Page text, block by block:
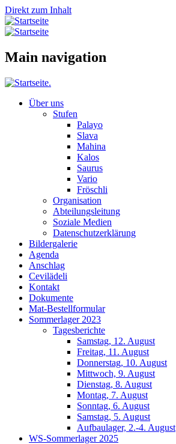
Direkt zum Inhalt
Main navigation
Über uns
Stufen
Palayo
Slava
Mahina
Kalos
Saurus
Vario
Fröschli
Organisation
Abteilungsleitung
Soziale Medien
Datenschutzerklärung
Bildergalerie
Agenda
Anschlag
Cevilädeli
Kontakt
Dokumente
Mat-Bestellformular
Sommerlager 2023
Tagesberichte
Samstag, 12. August
Freitag, 11. August
Donnerstag, 10. August
Mittwoch, 9. August
Dienstag, 8. August
Montag, 7. August
Sonntag, 6. August
Samstag, 5. August
Aufbaulager, 2.-4. August
WS-Sommerlager 2025